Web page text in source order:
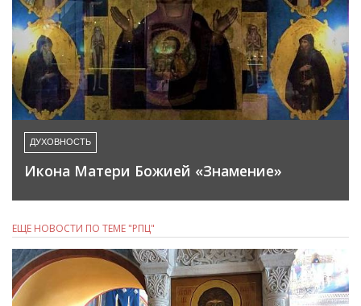
ДУХОВНОСТЬ
Икона Матери Божией «Знамение»
ЕЩЕ НОВОСТИ ПО ТЕМЕ "РПЦ"